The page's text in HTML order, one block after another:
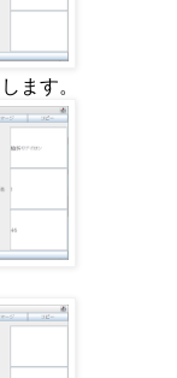
ます。